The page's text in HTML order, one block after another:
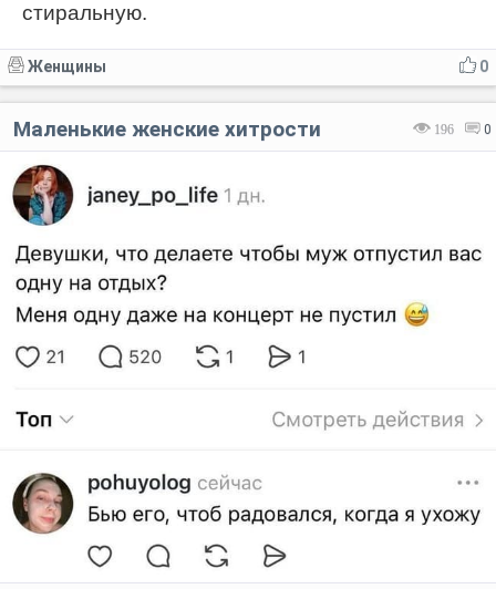
стиральную.
0
Женщины
196 0
Маленькие женские хитрости